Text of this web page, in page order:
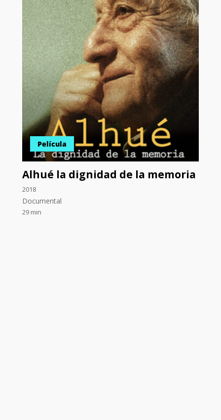
Película
Alhué la dignidad de la memoria
2018
Documental
29 min